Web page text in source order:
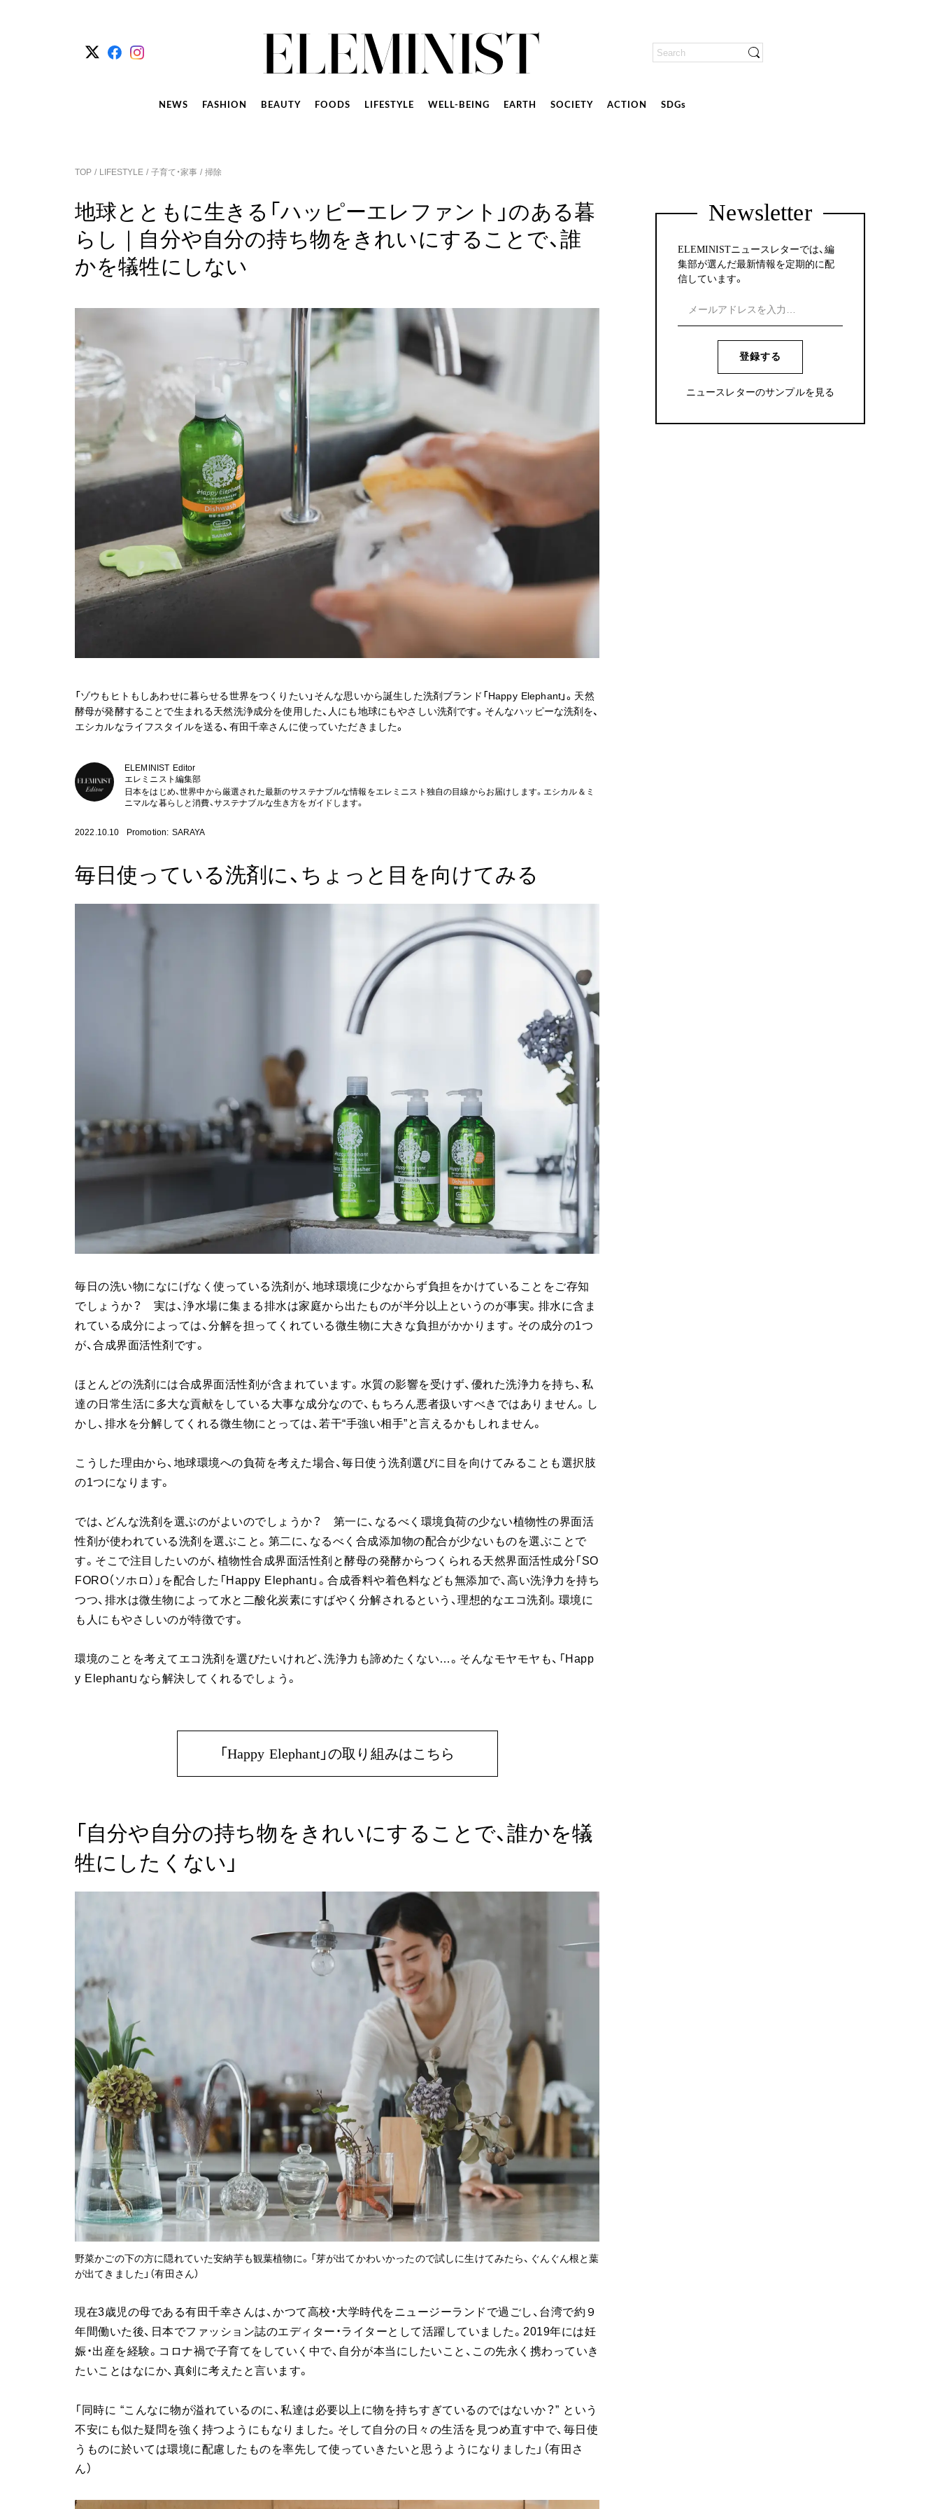
NEWS FASHION BEAUTY FOODS LIFESTYLE WELL-BEING EARTH SOCIETY ACTION SDGs
TOP LIFESTYLE 子育て・家事 掃除
地球とともに生きる「ハッピーエレファント」のある暮
らし｜自分や自分の持ち物をきれいにすることで、誰
かを犠牲にしない
「ゾウもヒトもしあわせに暮らせる世界をつくりたい」そんな思いから誕生した洗剤ブランド「Happy Elephant」。天然
酵母が発酵することで生まれる天然洗浄成分を使用した、人にも地球にもやさしい洗剤です。そんなハッピーな洗剤を、
エシカルなライフスタイルを送る、有田千幸さんに使っていただきました。
ELEMINIST Editor
エレミニスト編集部
日本をはじめ、世界中から厳選された最新のサステナブルな情報をエレミニスト独自の目線からお届けします。エシカル＆ミ
ニマルな暮らしと消費、サステナブルな生き方をガイドします。
2022.10.10 Promotion: SARAYA
毎日使っている洗剤に、ちょっと目を向けてみる
毎日の洗い物になにげなく使っている洗剤が、地球環境に少なからず負担をかけていることをご存知
でしょうか？ 実は、浄水場に集まる排水は家庭から出たものが半分以上というのが事実。排水に含ま
れている成分によっては、分解を担ってくれている微生物に大きな負担がかかります。その成分の1つ
が、合成界面活性剤です。
ほとんどの洗剤には合成界面活性剤が含まれています。水質の影響を受けず、優れた洗浄力を持ち、私
達の日常生活に多大な貢献をしている大事な成分なので、もちろん悪者扱いすべきではありません。し
かし、排水を分解してくれる微生物にとっては、若干“手強い相手”と言えるかもしれません。
こうした理由から、地球環境への負荷を考えた場合、毎日使う洗剤選びに目を向けてみることも選択肢
の1つになります。
では、どんな洗剤を選ぶのがよいのでしょうか？ 第一に、なるべく環境負荷の少ない植物性の界面活
性剤が使われている洗剤を選ぶこと。第二に、なるべく合成添加物の配合が少ないものを選ぶことで
す。そこで注目したいのが、植物性合成界面活性剤と酵母の発酵からつくられる天然界面活性成分「SO
FORO（ソホロ）」を配合した「Happy Elephant」。合成香料や着色料なども無添加で、高い洗浄力を持ち
つつ、排水は微生物によって水と二酸化炭素にすばやく分解されるという、理想的なエコ洗剤。環境に
も人にもやさしいのが特徴です。
環境のことを考えてエコ洗剤を選びたいけれど、洗浄力も諦めたくない…。そんなモヤモヤも、「Happ
y Elephant」なら解決してくれるでしょう。
「Happy Elephant」の取り組みはこちら
「自分や自分の持ち物をきれいにすることで、誰かを犠
牲にしたくない」
野菜かごの下の方に隠れていた安納芋も観葉植物に。「芽が出てかわいかったので試しに生けてみたら、ぐんぐん根と葉
が出てきました」（有田さん）
現在3歳児の母である有田千幸さんは、かつて高校・大学時代をニュージーランドで過ごし、台湾で約９
年間働いた後、日本でファッション誌のエディター・ライターとして活躍していました。2019年には妊
娠・出産を経験。コロナ禍で子育てをしていく中で、自分が本当にしたいこと、この先永く携わっていき
たいことはなにか、真剣に考えたと言います。
「同時に “こんなに物が溢れているのに、私達は必要以上に物を持ちすぎているのではないか？” という
不安にも似た疑問を強く持つようにもなりました。そして自分の日々の生活を見つめ直す中で、毎日使
うものに於いては環境に配慮したものを率先して使っていきたいと思うようになりました」（有田さ
ん）
Newsletter
ELEMINISTニュースレターでは、編
集部が選んだ最新情報を定期的に配
信しています。
登録する
ニュースレターのサンプルを見る